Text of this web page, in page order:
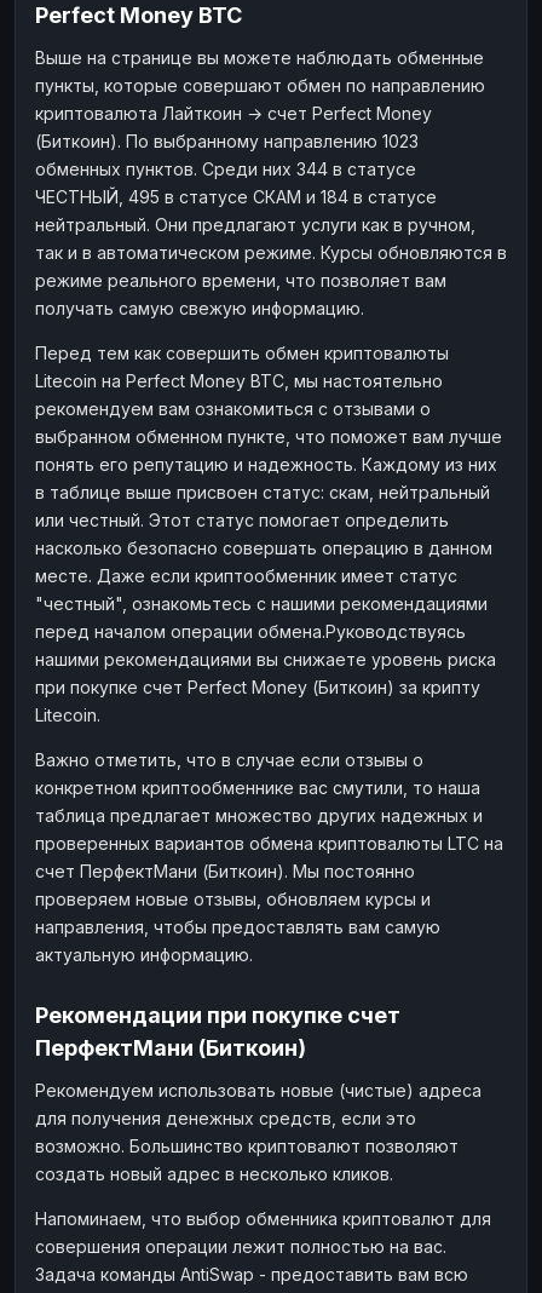
ДЕНЕЖНЫЕ ПЕРЕВОДЫ
ЗК USD
WU
ЗК
WU
НАЛИЧНЫЕ ДЕНЬГИ
Наличные
Наличные USD
Наличные KZT
Наличные
Наличные
Наличные
Perfect Money BTC
Выше на странице вы можете наблюдать обменные
пункты, которые совершают обмен по направлению
криптовалюта Лайткоин → счет Perfect Money
(Биткоин). По выбранному направлению 1023
обменных пунктов. Среди них 344 в статусе
ЧЕСТНЫЙ, 495 в статусе СКАМ и 184 в статусе
нейтральный. Они предлагают услуги как в ручном,
так и в автоматическом режиме. Курсы обновляются в
режиме реального времени, что позволяет вам
получать самую свежую информацию.
Перед тем как совершить обмен криптовалюты
Litecoin на Perfect Money BTC, мы настоятельно
рекомендуем вам ознакомиться с отзывами о
выбранном обменном пункте, что поможет вам лучше
понять его репутацию и надежность. Каждому из них
в таблице выше присвоен статус: скам, нейтральный
или честный. Этот статус помогает определить
насколько безопасно совершать операцию в данном
месте. Даже если криптообменник имеет статус
"честный", ознакомьтесь с нашими рекомендациями
перед началом операции обмена.Руководствуясь
нашими рекомендациями вы снижаете уровень риска
при покупке счет Perfect Money (Биткоин) за крипту
Litecoin.
Важно отметить, что в случае если отзывы о
конкретном криптообменнике вас смутили, то наша
таблица предлагает множество других надежных и
проверенных вариантов обмена криптовалюты LTC на
счет ПерфектМани (Биткоин). Мы постоянно
проверяем новые отзывы, обновляем курсы и
направления, чтобы предоставлять вам самую
актуальную информацию.
Рекомендации при покупке счет
ПерфектМани (Биткоин)
Рекомендуем использовать новые (чистые) адреса
для получения денежных средств, если это
возможно. Большинство криптовалют позволяют
создать новый адрес в несколько кликов.
Напоминаем, что выбор обменника криптовалют для
совершения операции лежит полностью на вас.
Задача команды AntiSwap - предоставить вам всю